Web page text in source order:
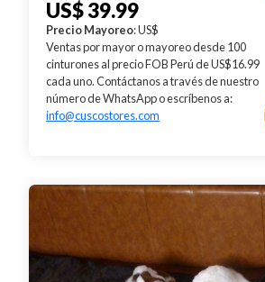
US$ 39.99
Precio Mayoreo: US$
Ventas por mayor o mayoreo desde 100
cinturones al precio FOB Perú de US$16.99
cada uno. Contáctanos a través de nuestro
número de WhatsApp o escríbenos a:
info@cuscostores.com